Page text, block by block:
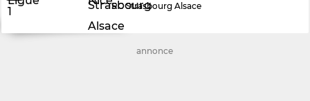
RC Strasbourg Alsace
annonce